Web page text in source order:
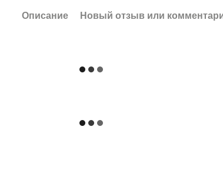
Описание Новый отзыв или